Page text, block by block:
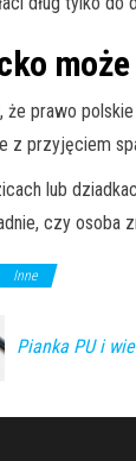
że prawo
z przyjęciem
lub
czy osoba
Inne
Pianka PU i